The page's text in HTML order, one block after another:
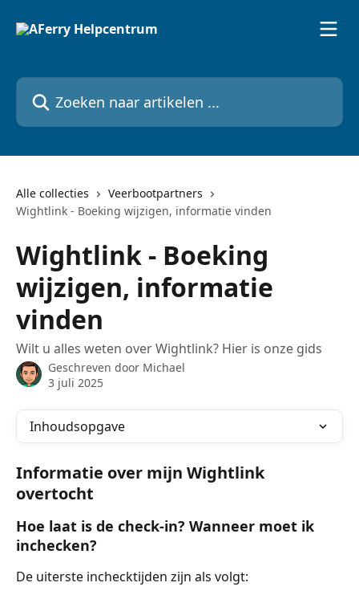
Zoeken naar artikelen ...
Alle collecties
Veerbootpartners
Wightlink - Boeking wijzigen, informatie vinden
Wightlink - Boeking
wijzigen, informatie
vinden
Wilt u alles weten over Wightlink? Hier is onze gids
Geschreven door Michael
3 juli 2025
Inhoudsopgave
Informatie over mijn Wightlink
overtocht
Hoe laat is de check-in? Wanneer moet ik
inchecken?
De uiterste inchecktijden zijn als volgt: